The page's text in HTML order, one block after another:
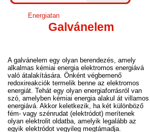
Energiatan
Galvánelem
A galvánelem egy olyan berendezés, amely
alkalmas kémiai energia elektromos energiává
való átalakítására. Önként végbemenő
redoxireakciók termelik benne az elektromos
energiát. Tehát egy olyan energiaforrásról van
szó, amelyben kémiai energia alakul át villamos
energiává. Akkor keletkezik, ha két különböző
fém- vagy szénrudat (elektródot) merítenek
olyan elektrolit oldatba, amelyik legalább az
egyik elektródot vegyileg megtámadja.